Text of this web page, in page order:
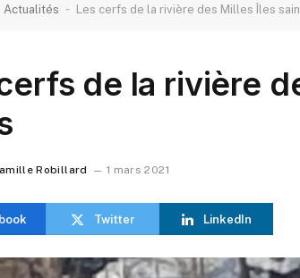
Actualités - Les cerfs de la rivière des Milles Îles
de la rivière
Robillard 1 mars 2021
Twitter LinkedIn